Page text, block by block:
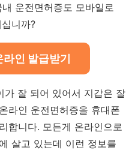
운전면허증도 모바일로
니까?
인 발급받기
가 잘 되어 있어서 지갑은 잘
라인 운전면허증을 휴대폰
합니다. 모든게 온라인으로
살고 있는데 이런 정보를